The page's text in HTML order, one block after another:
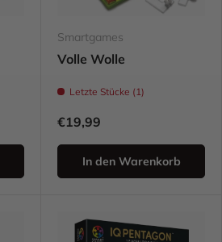
Smartgames
Volle Wolle
Letzte Stücke (1)
€19,99
In den Warenkorb